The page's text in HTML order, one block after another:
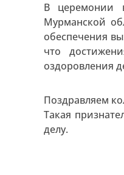
В церемонии
Мурманской
обеспечения
что
оздоровления
Поздравляем
Такая
делу.